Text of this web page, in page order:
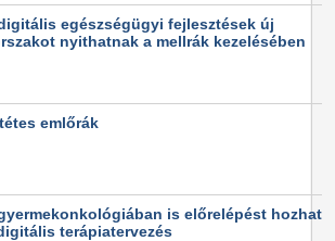
egészségügyi fejlesztések új
nyithatnak a mellrák kezelésében
emlőrák
is előrelépést hozhat
terápiatervezés